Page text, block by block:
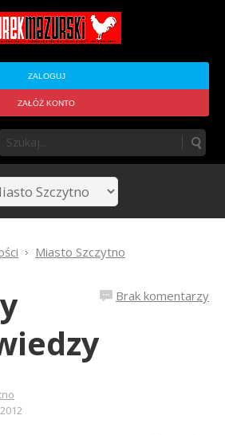
ZALOGUJ
ZAŁÓŻ KONTO
Miasto Szczytno
Brak komentarzy